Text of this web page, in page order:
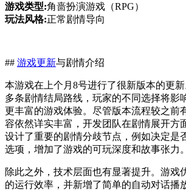
游戏类型:角啬扮演游戏（RPG）
玩法风格:正常剧情导向
## 游戏更新与剧情介绍
本游戏在上个月8号进行了很新版本的更
多条剧情结局路线，玩家的不同选择将影
更丰富的游戏体验。尽管版本流程较之前
容依然详实丰富，开发团队在剧情展开方
设计了重要的剧情分歧节点，例如决定是
选项，增加了游戏的可玩深度和故事张力。
除此之外，技术层面也有显著提升。游戏
的运行效率，并新增了简单的自动对话播